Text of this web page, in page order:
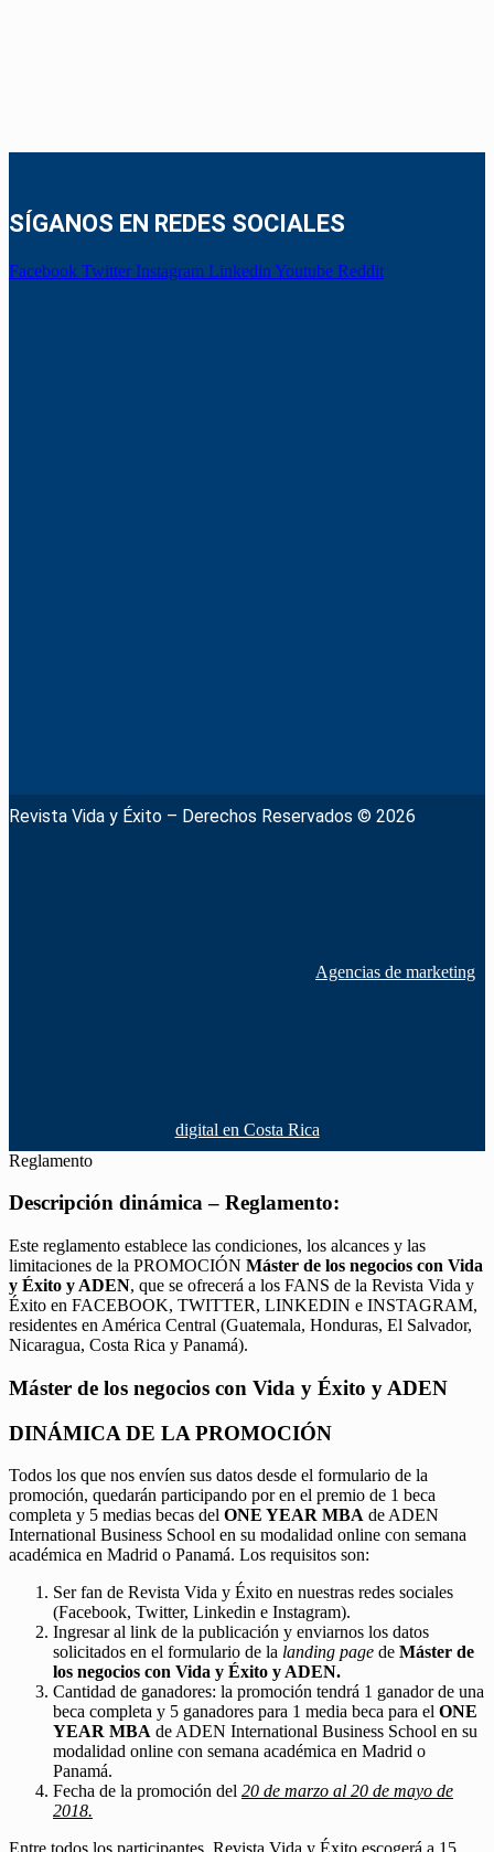
SÍGANOS EN REDES SOCIALES
Facebook Twitter Instagram Linkedin Youtube Reddit
Revista Vida y Éxito – Derechos Reservados © 2026
Agencias de marketing
digital en Costa Rica
Reglamento
Descripción dinámica – Reglamento:
Este reglamento establece las condiciones, los alcances y las
limitaciones de la PROMOCIÓN Máster de los negocios con Vida
y Éxito y ADEN, que se ofrecerá a los FANS de la Revista Vida y
Éxito en FACEBOOK, TWITTER, LINKEDIN e INSTAGRAM,
residentes en América Central (Guatemala, Honduras, El Salvador,
Nicaragua, Costa Rica y Panamá).
Máster de los negocios con Vida y Éxito y ADEN
DINÁMICA DE LA PROMOCIÓN
Todos los que nos envíen sus datos desde el formulario de la
promoción, quedarán participando por en el premio de 1 beca
completa y 5 medias becas del ONE YEAR MBA de ADEN
International Business School en su modalidad online con semana
académica en Madrid o Panamá. Los requisitos son:
Ser fan de Revista Vida y Éxito en nuestras redes sociales
(Facebook, Twitter, Linkedin e Instagram).
Ingresar al link de la publicación y enviarnos los datos
solicitados en el formulario de la landing page de Máster de
los negocios con Vida y Éxito y ADEN.
Cantidad de ganadores: la promoción tendrá 1 ganador de una
beca completa y 5 ganadores para 1 media beca para el ONE
YEAR MBA de ADEN International Business School en su
modalidad online con semana académica en Madrid o
Panamá.
Fecha de la promoción del 20 de marzo al 20 de mayo de
2018.